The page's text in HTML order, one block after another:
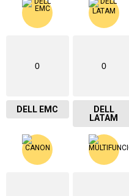
0
DELL EMC
0
DELL
LATAM